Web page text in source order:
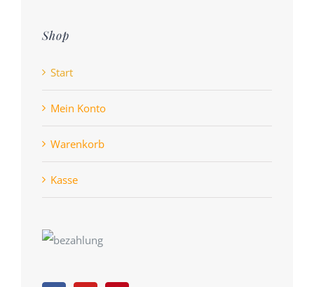
Shop
Start
Mein Konto
Warenkorb
Kasse